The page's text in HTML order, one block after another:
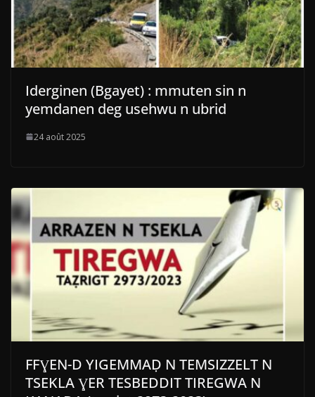
Iderginen (Bgayet) : mmuten sin n
yemdanen deg usehwu n ubrid
24 août 2025
FFƔEN-D YIGEMMAḌ N TEMSIZZELT N
TSEKLA ƔER TESBEDDIT TIREGWA N